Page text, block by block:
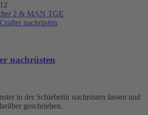
2 & MAN TGE
nachrüsten
nachrüsten
in der Schiebetür nachrüsten lassen und
geschrieben.